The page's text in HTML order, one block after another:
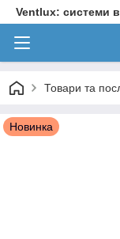
Ventlux: системи
Товари та
Новинка